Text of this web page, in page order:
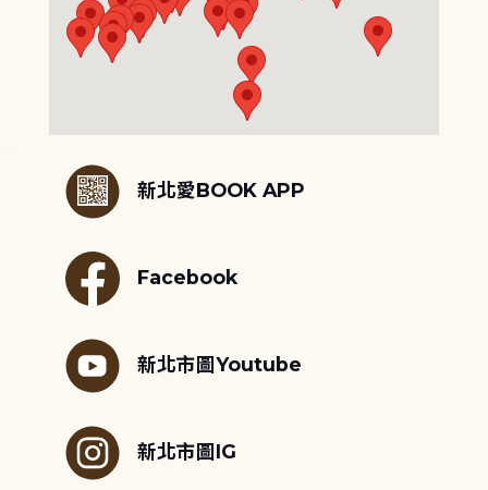
新北愛BOOK APP
Facebook
新北市圖Youtube
新北市圖IG